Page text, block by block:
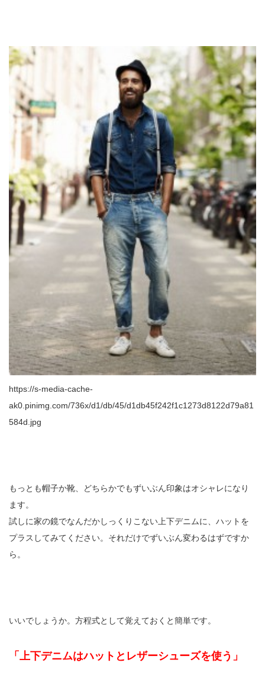
https://s-media-cache-
ak0.pinimg.com/736x/d1/db/45/d1db45f242f1c1273d8122d79a81
584d.jpg
もっとも帽子か靴、どちらかでもずいぶん印象はオシャレになり
ます。
試しに家の鏡でなんだかしっくりこない上下デニムに、ハットを
プラスしてみてください。それだけでずいぶん変わるはずですか
ら。
いいでしょうか。方程式として覚えておくと簡単です。
「上下デニムはハットとレザーシューズを使う」